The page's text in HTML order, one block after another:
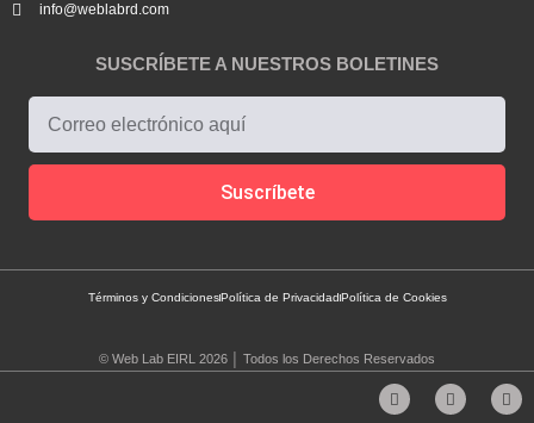
info@weblabrd.com
SUSCRÍBETE A NUESTROS BOLETINES
Suscríbete
Términos y CondicionesPolítica de PrivacidadPolítica de Cookies
© Web Lab EIRL 2026 │ Todos los Derechos Reservados